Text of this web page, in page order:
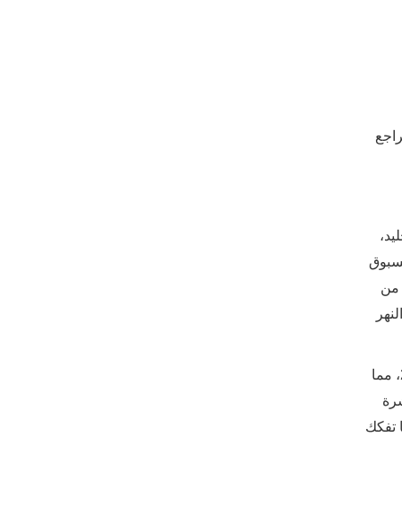
القمر الصناعي هذه) في عام 2022 إلى التراجع
غير المسبوق
من
شهد الجرف الجليدي لارسن بي، الذي أدى إلى استقرار هذه الأنهار الجليدية لأكثر من 10000 عام، تجزئة مفاجئة في عام 2002، مما
الصيف الباردة. تغير الوضع فجأة في أوائل عام 2022 عندما تفكك